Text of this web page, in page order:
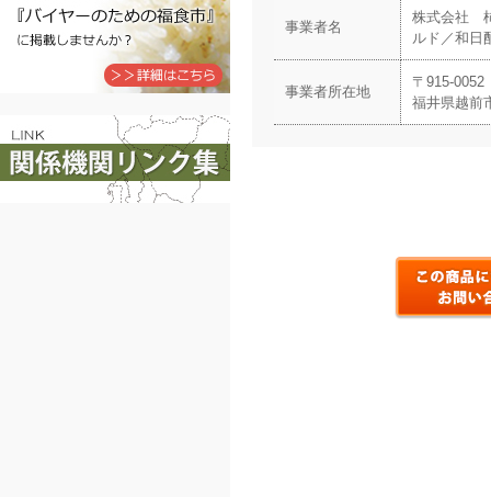
事業者名
株式会社
ルド／和日
事業者所在地
〒915-0052
福井県越前